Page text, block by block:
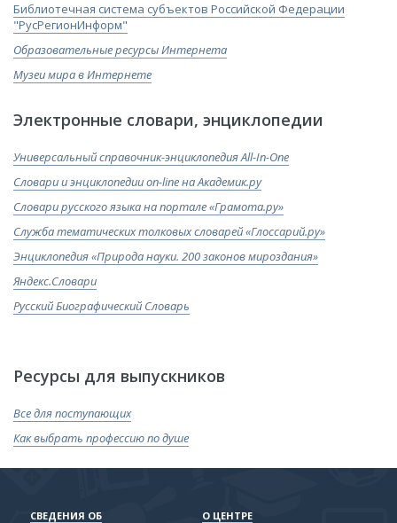
Библиотечная система субъектов Российской Федерации​
"РусРегионИнформ"
Образовательные ресурсы Интернета​
Музеи мира в Интернете
Электронные словари, энциклопедии
Универсальный справочник-энциклопедия All-In-One
Словари и энциклопедии on-line на Академик.ру
Словари русского языка на портале «Грамота.ру»
Служба тематических толковых словарей «Глоссарий.ру»
Энциклопедия «Природа науки. 200 законов мироздания»
Яндекс.Словари
Русский Биографический Словарь
Ресурсы для выпускников
Все для поступающих
Как выбрать профессию по душе
СВЕДЕНИЯ ОБ
О ЦЕНТРЕ